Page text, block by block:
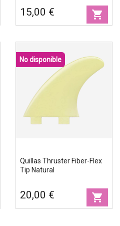
15,00 € shopping_cart
Quillas Thruster Fiber-Flex
Tip Natural
20,00 € shopping_cart
No disponible